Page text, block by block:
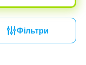
Фільтри